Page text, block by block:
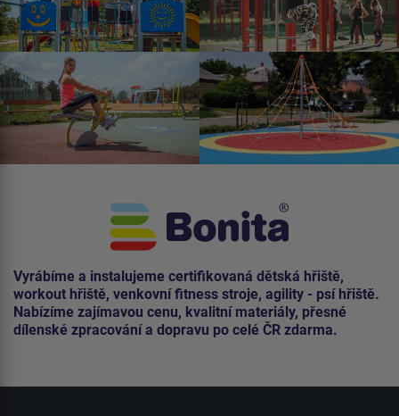
Vyrábíme a instalujeme certifikovaná dětská hřiště,
workout hřiště, venkovní fitness stroje, agility - psí hřiště.
Nabízíme zajímavou cenu, kvalitní materiály, přesné
dílenské zpracování a dopravu po celé ČR zdarma.